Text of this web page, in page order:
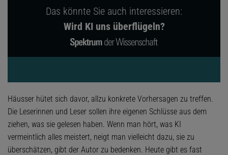
Das könnte Sie auch interessieren:
Wird KI uns überflügeln?
Häusser hütet sich davor, allzu konkrete Vorhersagen zu treffen.
Die Leserinnen und Leser sollen ihre eigenen Schlüsse aus dem
ziehen, was sie gelesen haben. Wenn man hört, was KI
vermeintlich alles meistert, neigt man vielleicht dazu, sie zu
überschätzen, gibt der Autor zu bedenken. Heute gibt es fast